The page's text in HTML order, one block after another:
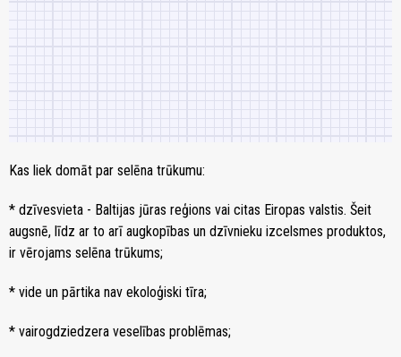
Kas liek domāt par selēna trūkumu:
* dzīvesvieta - Baltijas jūras reģions vai citas Eiropas valstis. Šeit
augsnē, līdz ar to arī augkopības un dzīvnieku izcelsmes produktos,
ir vērojams selēna trūkums;
* vide un pārtika nav ekoloģiski tīra;
* vairogdziedzera veselības problēmas;